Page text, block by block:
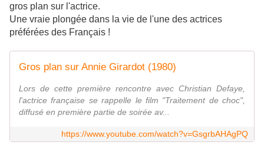
gros plan sur l'actrice.
Une vraie plongée dans la vie de l'une des actrices
préférées des Français !
Gros plan sur Annie Girardot (1980)
Lors de cette première rencontre avec Christian Defaye,
l'actrice française se rappelle le film "Traitement de choc",
diffusé en première partie de soirée av...
https://www.youtube.com/watch?v=GsgrbAHAgPQ